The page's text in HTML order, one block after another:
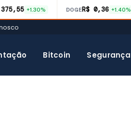
+1.30% DOGER$ 0,36 +1.40%
Bitcoin Segurança